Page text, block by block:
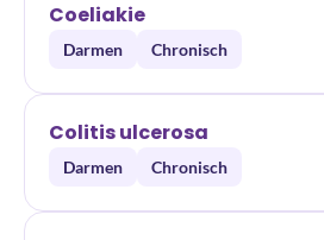
Coeliakie
Darmen Chronisch
Colitis ulcerosa
Darmen Chronisch